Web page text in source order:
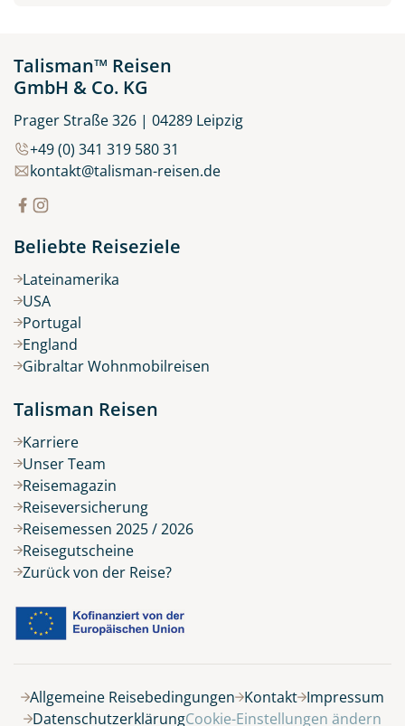
Belegung
Talisman™ Reisen
GmbH & Co. KG
Prager Straße 326 | 04289 Leipzig
+49 (0) 341 319 580 31
kontakt@talisman-reisen.de
Beliebte Reiseziele
Lateinamerika
USA
Portugal
England
Gibraltar Wohnmobilreisen
Talisman Reisen
Karriere
Unser Team
Reisemagazin
Reiseversicherung
Reisemessen 2025 / 2026
Reisegutscheine
Zurück von der Reise?
Allgemeine Reisebedingungen Kontakt Impressum
DatenschutzerklärungCookie-Einstellungen ändern